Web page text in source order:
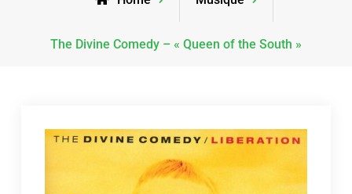
The Divine Comedy – « Queen of the South »